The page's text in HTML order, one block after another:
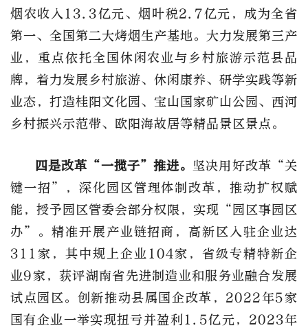
烟农收入13.3亿元、烟叶税2.7亿元，成为全省
第一、全国第二大烤烟生产基地。大力发展第三产
业，重点依托全国休闲农业与乡村旅游示范县品
牌，着力发展乡村旅游、休闲康养、研学实践等新
业态，打造桂阳文化园、宝山国家矿山公园、西河
乡村振兴示范带、欧阳海故居等精品景区景点。
四是改革“一揽子”推进。 坚决用好改革“关
键一招”，深化园区管理体制改革，推动扩权赋
能，授予园区管委会部分权限，实现“园区事园区
办”。精准开展产业链招商，高新区入驻企业达
311家，其中规上企业104家，省级专精特新企
业9家，获评湖南省先进制造业和服务业融合发展
试点园区。创新推动县属国企改革，2022年5家
国有企业一举实现扭亏并盈利1.5亿元，2023年